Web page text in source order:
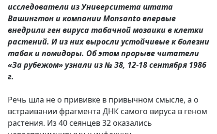
исследователи из Университета штата
Вашингтон и компании Monsanto впервые
внедрили ген вируса табачной мозаики в клетки
растений. И из них выросли устойчивые к болезни
табак и помидоры. Об этом прорыве читатели
«За рубежом» узнали из № 38, 12-18 сентября 1986
г.
Речь шла не о прививке в привычном смысле, а о
встраивании фрагмента ДНК самого вируса в геном
растения. Из 40 сеянцев 32 оказались